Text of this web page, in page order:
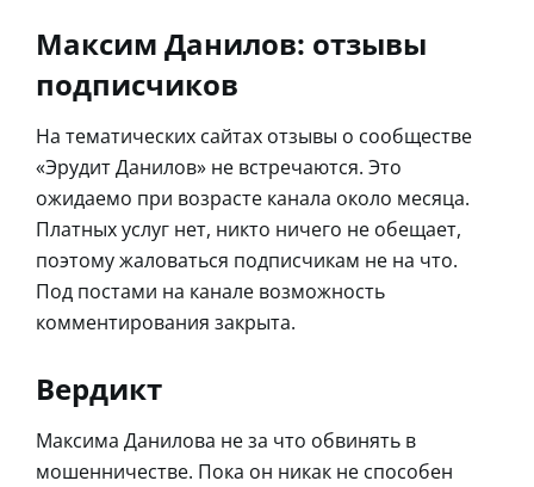
Максим Данилов: отзывы
подписчиков
На тематических сайтах отзывы о сообществе
«Эрудит Данилов» не встречаются. Это
ожидаемо при возрасте канала около месяца.
Платных услуг нет, никто ничего не обещает,
поэтому жаловаться подписчикам не на что.
Под постами на канале возможность
комментирования закрыта.
Вердикт
Максима Данилова не за что обвинять в
мошенничестве. Пока он никак не способен